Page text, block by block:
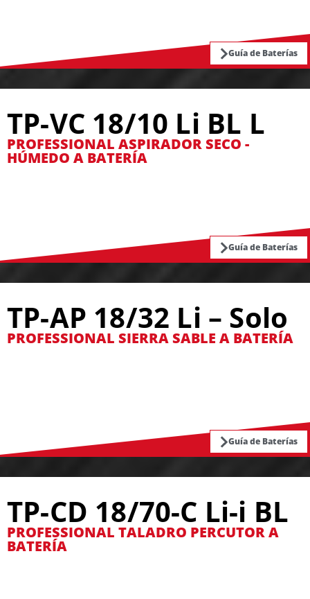
Guía de Baterías
TP-VC 18/10 Li BL L
PROFESSIONAL ASPIRADOR SECO -
HÚMEDO A BATERÍA
Guía de Baterías
TP-AP 18/32 Li – Solo
PROFESSIONAL SIERRA SABLE A BATERÍA
Guía de Baterías
TP-CD 18/70-C Li-i BL
PROFESSIONAL TALADRO PERCUTOR A
BATERÍA